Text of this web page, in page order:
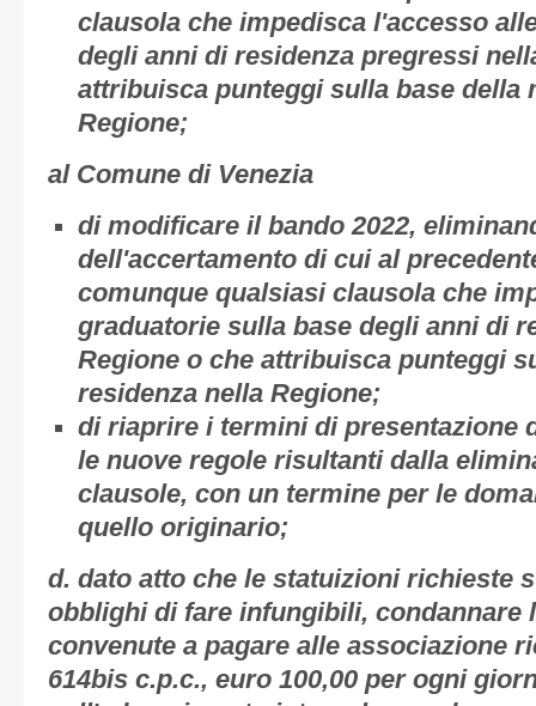
clausola che impedisca l'accesso
degli anni di residenza pregressi
attribuisca punteggi sulla base della
Regione;
al Comune di Venezia
di modificare il bando 2022,
dell'accertamento di cui al
comunque qualsiasi clausola che
graduatorie sulla base degli anni di
Regione o che attribuisca punteggi
residenza nella Regione;
di riaprire i termini di presentazione
le nuove regole risultanti dalla
clausole, con un termine per le
quello originario;
d. dato atto che le statuizioni richieste
obblighi di fare infungibili, condannare
convenute a pagare alle associazione
614bis c.p.c., euro 100,00 per ogni